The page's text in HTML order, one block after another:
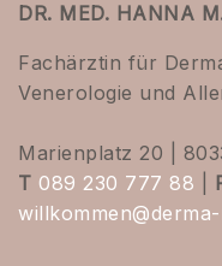
DR. MED. HANNA
Fachärztin für
Venerologie und
Marienplatz 20 |
T 089 230 777 88